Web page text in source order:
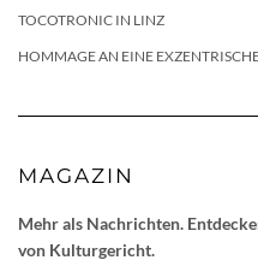
TOCOTRONIC IN LINZ
HOMMAGE AN EINE
MAGAZIN
Mehr als Nachrichten.
von Kulturgericht.